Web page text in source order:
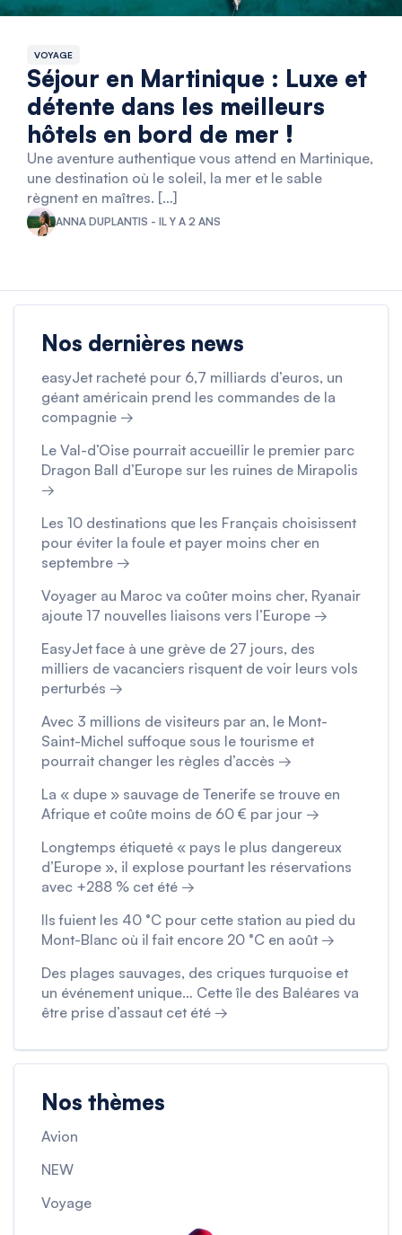
VOYAGE
Séjour en Martinique : Luxe et
détente dans les meilleurs
hôtels en bord de mer !
Une aventure authentique vous attend en Martinique,
une destination où le soleil, la mer et le sable
règnent en maîtres. […]
ANNA DUPLANTIS - IL Y A 2 ANS
Nos dernières news
easyJet racheté pour 6,7 milliards d’euros, un
géant américain prend les commandes de la
compagnie →
Le Val-d’Oise pourrait accueillir le premier parc
Dragon Ball d’Europe sur les ruines de Mirapolis
→
Les 10 destinations que les Français choisissent
pour éviter la foule et payer moins cher en
septembre →
Voyager au Maroc va coûter moins cher, Ryanair
ajoute 17 nouvelles liaisons vers l’Europe →
EasyJet face à une grève de 27 jours, des
milliers de vacanciers risquent de voir leurs vols
perturbés →
Avec 3 millions de visiteurs par an, le Mont-
Saint-Michel suffoque sous le tourisme et
pourrait changer les règles d’accès →
La « dupe » sauvage de Tenerife se trouve en
Afrique et coûte moins de 60 € par jour →
Longtemps étiqueté « pays le plus dangereux
d’Europe », il explose pourtant les réservations
avec +288 % cet été →
Ils fuient les 40 °C pour cette station au pied du
Mont-Blanc où il fait encore 20 °C en août →
Des plages sauvages, des criques turquoise et
un événement unique… Cette île des Baléares va
être prise d’assaut cet été →
Nos thèmes
Avion
NEW
Voyage